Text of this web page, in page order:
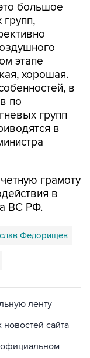
большое
этапе
хорошая.
в
по
групп
в
грамоту
в
ВС РФ.
Федорищев
ленту
сайта